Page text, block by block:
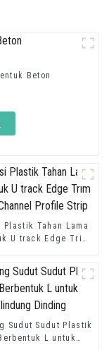
Beton
Plastik Tahan Lama
U track Edge Trim
Sudut Sudut Plastik
L untuk